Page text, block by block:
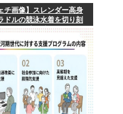
チ画像】スレンダー高身
ドルの競泳水着を切り刻
ルヌル 大開脚×マッサージ